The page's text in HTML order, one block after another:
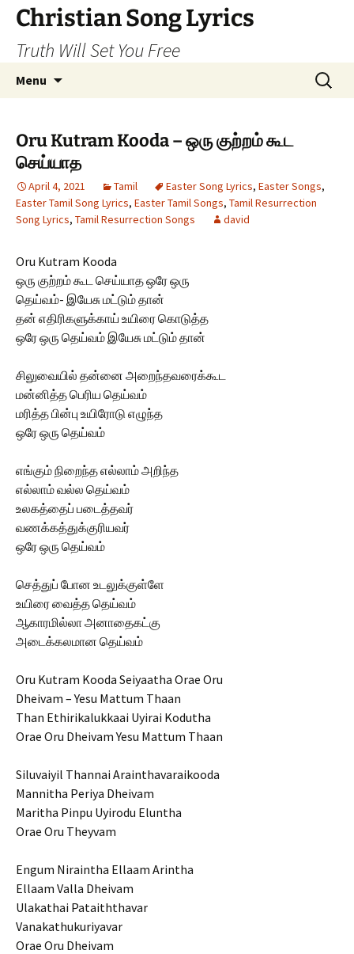
Skip
content
Christian Song Lyrics
Truth Will Set You Free
Menu
Search
for:
Oru Kutram Kooda – ஒரு குற்றம் கூட
செய்யாத
April 4, 2021 Tamil Easter Song Lyrics, Easter Songs,
Easter Tamil Song Lyrics, Easter Tamil Songs, Tamil Resurrection
Song Lyrics, Tamil Resurrection Songs david
Oru Kutram Kooda
ஒரு குற்றம் கூட செய்யாத ஒரே ஒரு
தெய்வம்- இயேசு மட்டும் தான்
தன் எதிரிகளுக்காய் உயிரை கொடுத்த
ஒரே ஒரு தெய்வம் இயேசு மட்டும் தான்
சிலுவையில் தன்னை அறைந்தவரைக்கூட
மன்னித்த பெரிய தெய்வம்
மரித்த பின்பு உயிரோடு எழுந்த
ஒரே ஒரு தெய்வம்
எங்கும் நிறைந்த எல்லாம் அறிந்த
எல்லாம் வல்ல தெய்வம்
உலகத்தைப் படைத்தவர்
வணக்கத்துக்குரியவர்
ஒரே ஒரு தெய்வம்
செத்துப் போன உடலுக்குள்ளே
உயிரை வைத்த தெய்வம்
ஆகாரமில்லா அனாதைகட்கு
அடைக்கலமான தெய்வம்
Oru Kutram Kooda Seiyaatha Orae Oru
Dheivam – Yesu Mattum Thaan
Than Ethirikalukkaai Uyirai Kodutha
Orae Oru Dheivam Yesu Mattum Thaan
Siluvaiyil Thannai Arainthavaraikooda
Mannitha Periya Dheivam
Maritha Pinpu Uyirodu Eluntha
Orae Oru Theyvam
Engum Niraintha Ellaam Arintha
Ellaam Valla Dheivam
Ulakathai Pataiththavar
Vanakathukuriyavar
Orae Oru Dheivam